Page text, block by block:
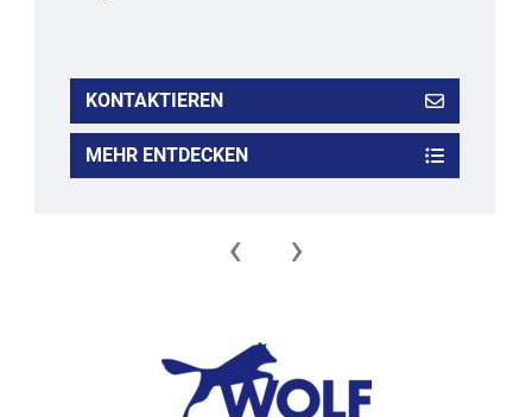
KONTAKTIEREN
MEHR ENTDECKEN
‹ ›